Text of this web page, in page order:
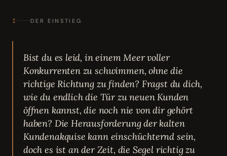
I DER EINSTIEG
Bist du es leid, in einem Meer voller
Konkurrenten zu schwimmen, ohne die
richtige Richtung zu finden? Fragst du dich,
wie du endlich die Tür zu neuen Kunden
öffnen kannst, die noch nie von dir gehört
haben? Die Herausforderung der kalten
Kundenakquise kann einschüchternd sein,
doch es ist an der Zeit, die Segel richtig zu